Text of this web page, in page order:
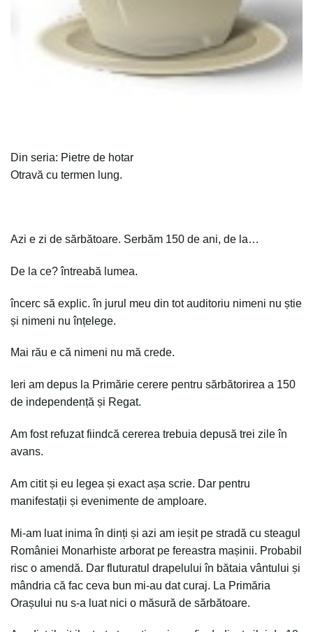
Din seria: Pietre de hotar
Otravă cu termen lung.
Azi e zi de sărbătoare. Serbăm 150 de ani, de la…
De la ce? întreabă lumea.
încerc să explic. în jurul meu din tot auditoriu nimeni nu știe
și nimeni nu înțelege.
Mai rău e că nimeni nu mă crede.
Ieri am depus la Primărie cerere pentru sărbătorirea a 150
de independență și Regat.
Am fost refuzat fiindcă cererea trebuia depusă trei zile în
avans.
Am citit și eu legea și exact așa scrie. Dar pentru
manifestații și evenimente de amploare.
Mi-am luat inima în dinți și azi am ieșit pe stradă cu steagul
României Monarhiste arborat pe fereastra mașinii. Probabil
risc o amendă. Dar fluturatul drapelului în bătaia vântului și
mândria că fac ceva bun mi-au dat curaj. La Primăria
Orașului nu s-a luat nici o măsură de sărbătoare.